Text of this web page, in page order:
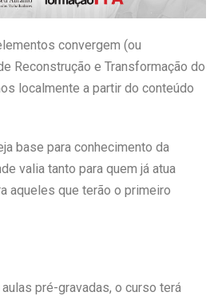
convergem (ou
Reconstrução e Transformação do
localmente a partir do conteúdo
base para conhecimento da
valia tanto para quem já atua
aqueles que terão o primeiro
pré-gravadas, o curso terá